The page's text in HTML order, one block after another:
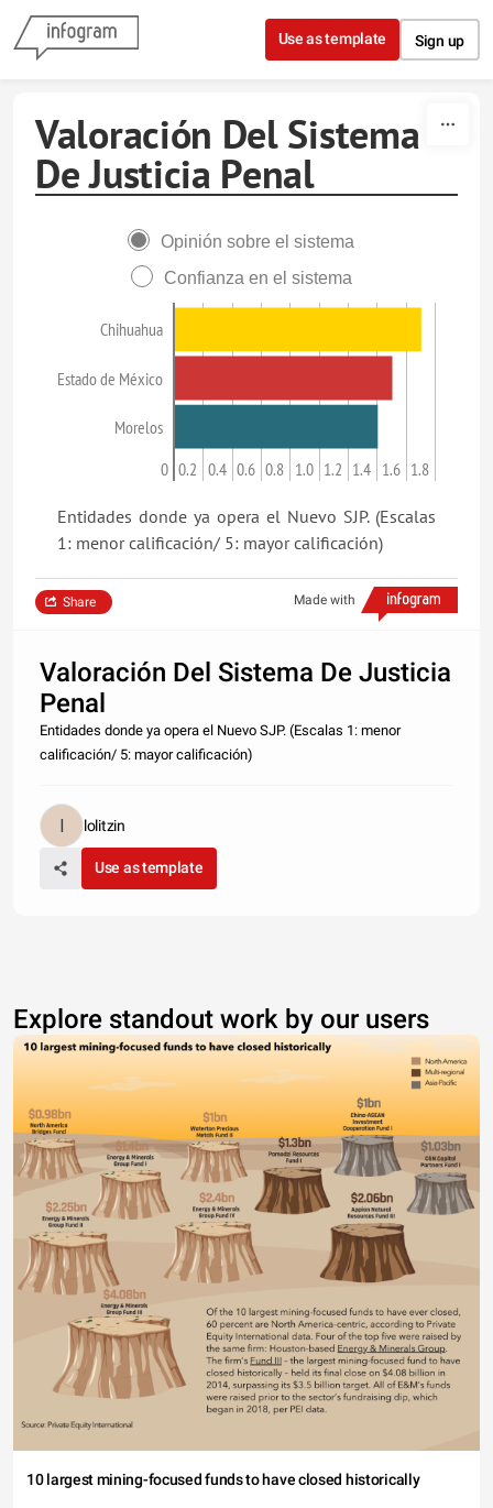
Skip to content
Use as template Sign up
Valoración Del Sistema
De Justicia Penal
Opinión sobre el sistema
Confianza en el sistema
Chihuahua
Estado de México
Morelos
0 0.2 0.4 0.6 0.8 1.0 1.2 1.4 1.6 1.8
Entidades donde ya opera el Nuevo SJP. (Escalas
1: menor calificación/ 5: mayor calificación)
Made with
Share
Valoración Del Sistema De Justicia
Penal
Entidades donde ya opera el Nuevo SJP. (Escalas 1: menor
calificación/ 5: mayor calificación)
lolitzin
Use as template
Explore standout work by our users
10 largest mining-focused funds to have closed historically